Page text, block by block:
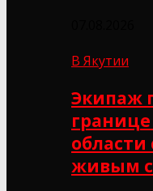
В Якутии
Экипаж
живым